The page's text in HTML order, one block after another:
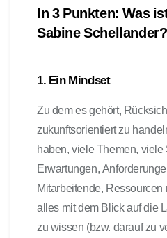
In 3 Punkten: Was
Sabine Schellander?
1. Ein Mindset
Zu dem es gehört,
zukunftsorientiert zu
haben, viele Themen, viele
Erwartungen,
Mitarbeitende,
alles mit dem Blick auf die
zu wissen (bzw. darauf zu